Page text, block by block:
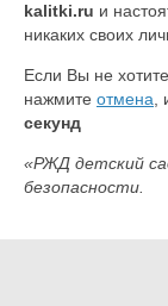
kalitki.ru и
никаких своих
Если Вы не
нажмите отмена
секунд
«РЖД детский
безопасности.